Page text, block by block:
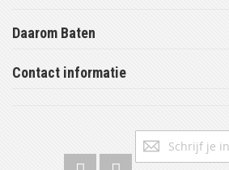
Daarom Baten
Contact informatie
Abonneer